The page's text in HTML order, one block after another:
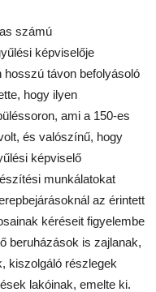
számú
képviselője
hosszú távon befolyásoló
hogy ilyen
ami a 150-es
és valószínű, hogy
képviselő
munkálatokat
az érintett
kéréseit figyelembe
beruházások is zajlanak,
kiszolgáló részlegek
lakóinak, emelte ki.